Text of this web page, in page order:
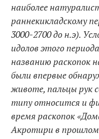
наиболее
раннекикладскому
3000-2700 до н.э).
идолов этого
названию раскопок
были впервые
животе, пальцы рук
типу относится и
время раскопок
Акротири в прошлом